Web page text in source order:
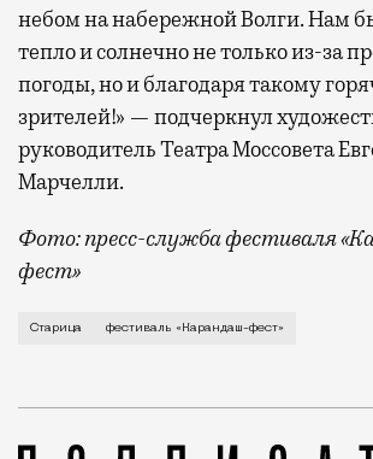
небом на набережной Волги. Нам
тепло и солнечно не только из-за
погоды, но и благодаря такому
зрителей!» — подчеркнул
руководитель Театра Моссовета
Марчелли.
Фото: пресс-служба фестиваля
фест»
В минувший уикенд маленькая
Старица фестиваль «Карандаш-фест»